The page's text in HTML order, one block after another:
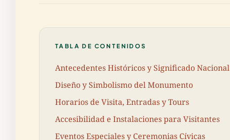
TABLA DE CONTENIDOS
Antecedentes Históricos y Significado Nacional
Diseño y Simbolismo del Monumento
Horarios de Visita, Entradas y Tours
Accesibilidad e Instalaciones para Visitantes
Eventos Especiales y Ceremonias Cívicas